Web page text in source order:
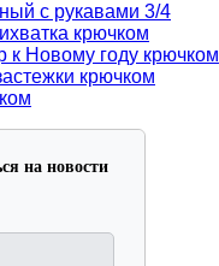
с рукавами 3/4
крючком
к Новому году крючком
крючком
на новости